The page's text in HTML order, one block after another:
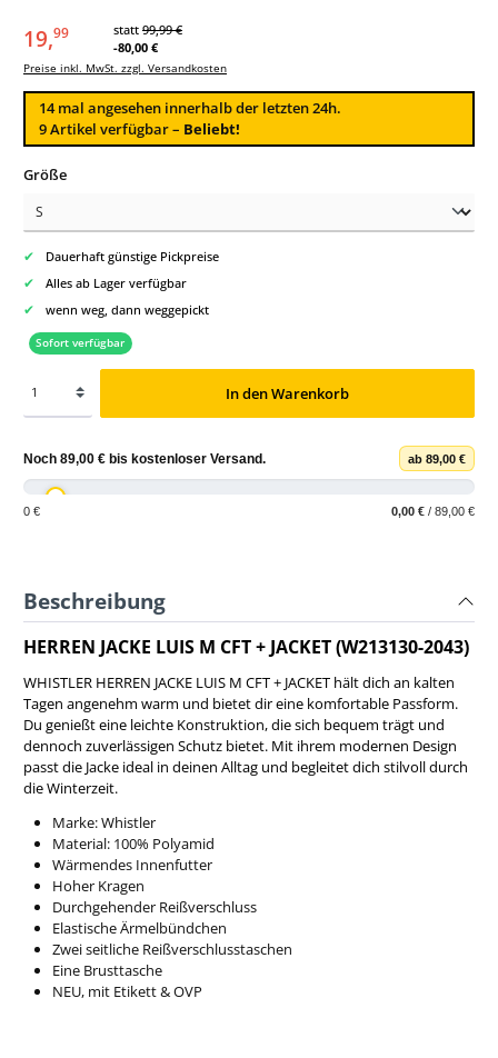
19,99 statt 99,99 €
-80,00 €
Preise inkl. MwSt. zzgl. Versandkosten
14mal angesehen innerhalb der letzten 24h.
9 Artikel verfügbar – Beliebt!
Größeauswählen
✔ Dauerhaft günstige Pickpreise
✔ Alles ab Lager verfügbar
✔ wenn weg, dann weggepickt
Sofort verfügbar
In den Warenkorb
Noch 89,00 € bis kostenloser Versand. ab 89,00 €
0 € 0,00 € / 89,00 €
Beschreibung
HERREN JACKE LUIS M CFT + JACKET (W213130-2043)
WHISTLER HERREN JACKE LUIS M CFT + JACKET hält dich an kalten
Tagen angenehm warm und bietet dir eine komfortable Passform.
Du genießt eine leichte Konstruktion, die sich bequem trägt und
dennoch zuverlässigen Schutz bietet. Mit ihrem modernen Design
passt die Jacke ideal in deinen Alltag und begleitet dich stilvoll durch
die Winterzeit.
Marke: Whistler
Material: 100% Polyamid
Wärmendes Innenfutter
Hoher Kragen
Durchgehender Reißverschluss
Elastische Ärmelbündchen
Zwei seitliche Reißverschlusstaschen
Eine Brusttasche
NEU, mit Etikett & OVP